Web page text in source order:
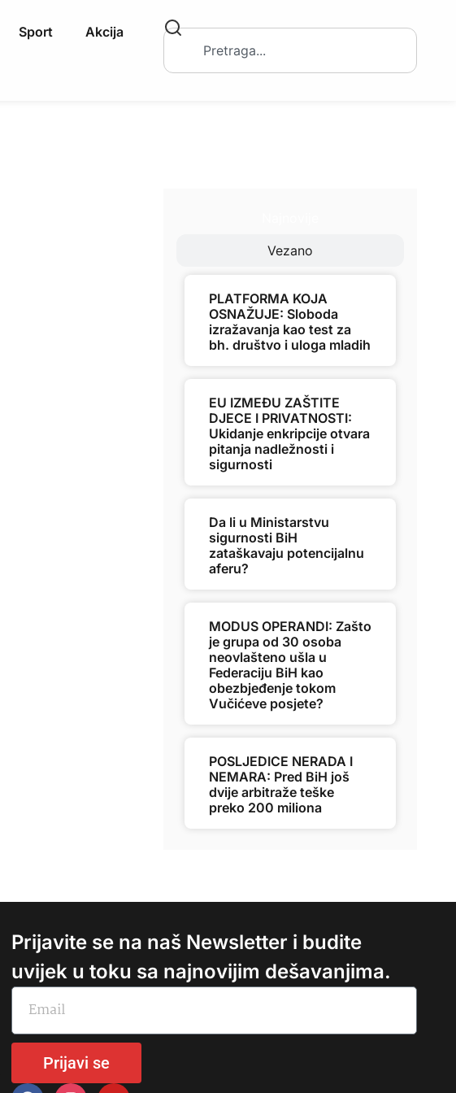
Sport Akcija
Vezano
PLATFORMA KOJA
OSNAŽUJE: Sloboda
izražavanja kao test za
bh. društvo i uloga mladih
EU IZMEĐU ZAŠTITE
DJECE I PRIVATNOSTI:
Ukidanje enkripcije otvara
pitanja nadležnosti i
sigurnosti
Da li u Ministarstvu
sigurnosti BiH
zataškavaju potencijalnu
aferu?
MODUS OPERANDI: Zašto
je grupa od 30 osoba
neovlašteno ušla u
Federaciju BiH kao
obezbjeđenje tokom
Vučićeve posjete?
POSLJEDICE NERADA I
NEMARA: Pred BiH još
dvije arbitraže teške
preko 200 miliona
Prijavite se na naš Newsletter i budite
uvijek u toku sa najnovijim dešavanjima.
Prijavi se